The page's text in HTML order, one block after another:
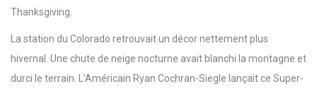
Thanksgiving.
La station du Colorado retrouvait un décor nettement plus
hivernal. Une chute de neige nocturne avait blanchi la montagne et
durci le terrain. L’Américain Ryan Cochran-Siegle lançait ce Super-